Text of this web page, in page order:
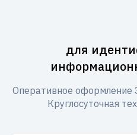
для
Оперативное оформление
Круглосуточная